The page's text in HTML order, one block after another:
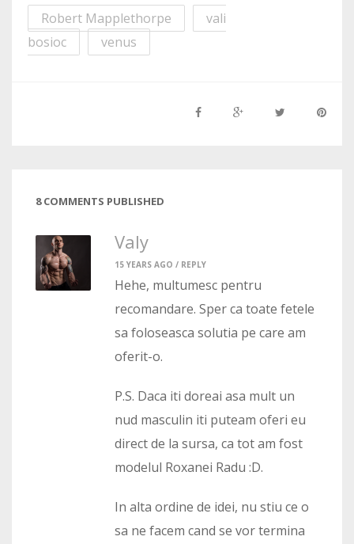
Robert Mapplethorpe
vali
bosioc
venus
8 COMMENTS PUBLISHED
Valy
15 YEARS AGO / REPLY
Hehe, multumesc pentru
recomandare. Sper ca toate fetele
sa foloseasca solutia pe care am
oferit-o.
P.S. Daca iti doreai asa mult un
nud masculin iti puteam oferi eu
direct de la sursa, ca tot am fost
modelul Roxanei Radu :D.
In alta ordine de idei, nu stiu ce o
sa ne facem cand se vor termina